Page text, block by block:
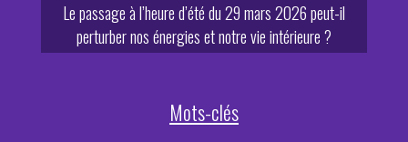
Le passage à l’heure d’été du 29 mars 2026 peut-il
perturber nos énergies et notre vie intérieure ?
Mots-clés